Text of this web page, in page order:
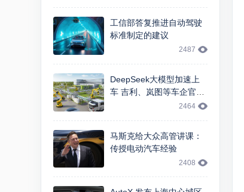
工信部答复推进自动驾驶
标准制定的建议
2487
DeepSeek大模型加速上
车 吉利、岚图等车企官宣
2464
马斯克给大众高管讲课：
传授电动汽车经验
2408